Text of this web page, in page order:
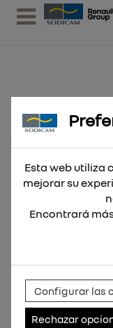
Broca RED
7,5x109
Esta web utiliza
mejorar su
Encontrará
Configurar las
Rechazar